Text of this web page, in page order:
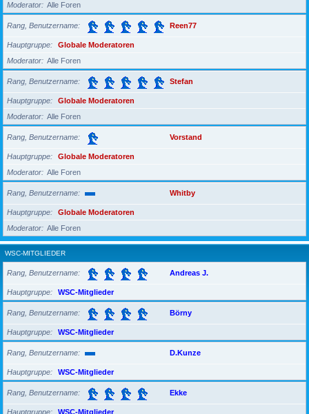
Moderator
Alle Foren
Rang, Benutzername Reen77
Hauptgruppe
Globale Moderatoren
Moderator
Alle Foren
Rang, Benutzername Stefan
Hauptgruppe
Globale Moderatoren
Moderator
Alle Foren
Rang, Benutzername Vorstand
Hauptgruppe
Globale Moderatoren
Moderator
Alle Foren
Rang, Benutzername Whitby
Hauptgruppe
Globale Moderatoren
Moderator
Alle Foren
WSC-MITGLIEDER
Rang, Benutzername Andreas J.
Hauptgruppe WSC-Mitglieder
Rang, Benutzername Börny
Hauptgruppe WSC-Mitglieder
Rang, Benutzername D.Kunze
Hauptgruppe WSC-Mitglieder
Rang, Benutzername Ekke
Hauptgruppe WSC-Mitglieder